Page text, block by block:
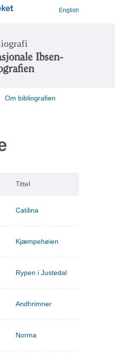
English
Ibsen-
Om bibliografien
Tittel
Catilina
Kjæmpehøien
Rypen i Justedal
Andhrimner
Norma